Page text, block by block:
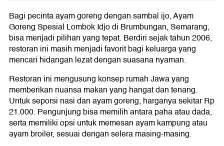
Bagi pecinta ayam goreng dengan sambal ijo, Ayam
Goreng Spesial Lombok Idjo di Brumbungan, Semarang,
bisa menjadi pilihan yang tepat. Berdiri sejak tahun 2006,
restoran ini masih menjadi favorit bagi keluarga yang
mencari hidangan lezat dengan suasana nyaman.
Restoran ini mengusung konsep rumah Jawa yang
memberikan nuansa makan yang hangat dan tenang.
Untuk seporsi nasi dan ayam goreng, harganya sekitar Rp
21.000. Pengunjung bisa memilih antara paha atau dada,
serta memiliki opsi untuk memesan ayam kampung atau
ayam broiler, sesuai dengan selera masing-masing.